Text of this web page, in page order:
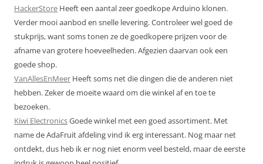
HackerStore Heeft een aantal zeer goedkope Arduino klonen.
Verder mooi aanbod en snelle levering. Controleer wel goed de
stukprijs, want soms tonen ze de goedkopere prijzen voor de
afname van grotere hoeveelheden. Afgezien daarvan ook een
goede shop.
VanAllesEnMeer Heeft soms net die dingen die de anderen niet
hebben. Zeker de moeite waard om die winkel af en toe te
bezoeken.
Kiwi ElectronicsGoede winkel met een goed assortiment. Met
name de AdaFruit afdeling vind ik erg interessant. Nog maar net
ontdekt, dus heb ik er nog niet enorm veel besteld, maar de eerste